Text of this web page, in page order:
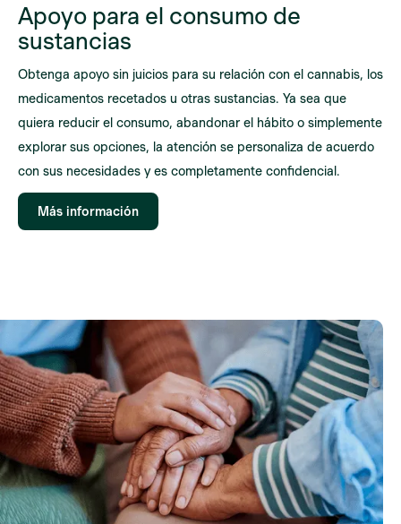
Apoyo para el consumo de
sustancias
Obtenga apoyo sin juicios para su relación con el cannabis, los
medicamentos recetados u otras sustancias. Ya sea que
quiera reducir el consumo, abandonar el hábito o simplemente
explorar sus opciones, la atención se personaliza de acuerdo
con sus necesidades y es completamente confidencial.
Más información